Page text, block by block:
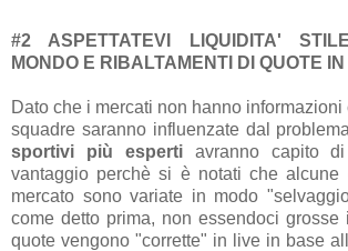
#2 ASPETTATEVI LIQUIDITA'
MONDO E RIBALTAMENTI DI QUOTE
Dato che i mercati non hanno
squadre saranno influenzate dal
sportivi più esperti avranno capito
vantaggio perchè si è notati che alcune
mercato sono variate in modo
come detto prima, non essendoci grosse
quote vengono "corrette" in live in base